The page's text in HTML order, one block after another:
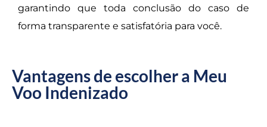
garantindo que toda conclusão do caso de
forma transparente e satisfatória para você.
Vantagens de escolher a Meu
Voo Indenizado